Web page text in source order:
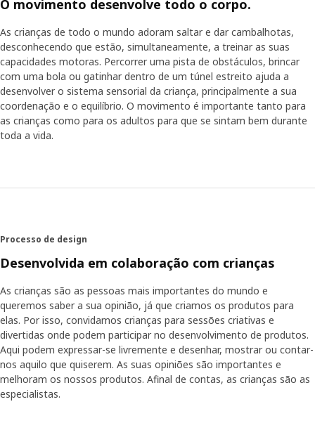
gostarem realmente do que estão a fazer, é mais fácil
O movimento desenvolve todo o corpo.
As crianças de todo o mundo adoram saltar e dar cambalhotas,
desconhecendo que estão, simultaneamente, a treinar as suas
capacidades motoras. Percorrer uma pista de obstáculos, brincar
com uma bola ou gatinhar dentro de um túnel estreito ajuda a
desenvolver o sistema sensorial da criança, principalmente a sua
coordenação e o equilíbrio. O movimento é importante tanto para
as crianças como para os adultos para que se sintam bem durante
toda a vida.
Processo de design
Desenvolvida em colaboração com crianças
As crianças são as pessoas mais importantes do mundo e
queremos saber a sua opinião, já que criamos os produtos para
elas. Por isso, convidamos crianças para sessões criativas e
divertidas onde podem participar no desenvolvimento de produtos.
Aqui podem expressar-se livremente e desenhar, mostrar ou contar-
nos aquilo que quiserem. As suas opiniões são importantes e
melhoram os nossos produtos. Afinal de contas, as crianças são as
especialistas.